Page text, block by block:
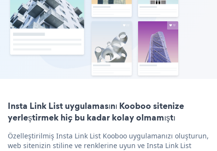
Insta Link List uygulamasını Kooboo sitenize
yerleştirmek hiç bu kadar kolay olmamıştı
Özelleştirilmiş Insta Link List Kooboo uygulamanızı oluşturun,
web sitenizin stiline ve renklerine uyun ve Insta Link List